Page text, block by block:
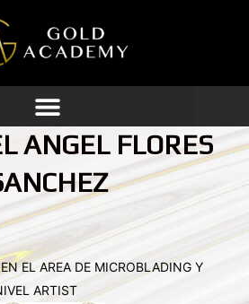
ANGEL FLORES
EL AREA DE MICROBLADING Y
ARTIST